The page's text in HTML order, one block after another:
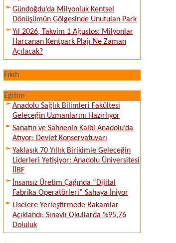
Gündoğdu’da Milyonluk Kentsel
Dönüşümün Gölgesinde Unutulan Park
Yıl 2026, Takvim 1 Ağustos: Milyonlar
Harcanan Kentpark Plajı Ne Zaman
Açılacak?
Fıkıh
Eğitim
Anadolu Sağlık Bilimleri Fakültesi
Geleceğin Uzmanlarını Hazırlıyor
Sanatın ve Sahnenin Kalbi Anadolu’da
Atıyor: Devlet Konservatuvarı
Yaklaşık 70 Yıllık Birikimle Geleceğin
Liderleri Yetişiyor: Anadolu Üniversitesi
İİBF
İnsansız Üretim Çağında “Dijital
Fabrika Operatörleri” Sahaya İniyor
Liselere Yerleştirmede Rakamlar
Açıklandı: Sınavlı Okullarda %95,76
Doluluk